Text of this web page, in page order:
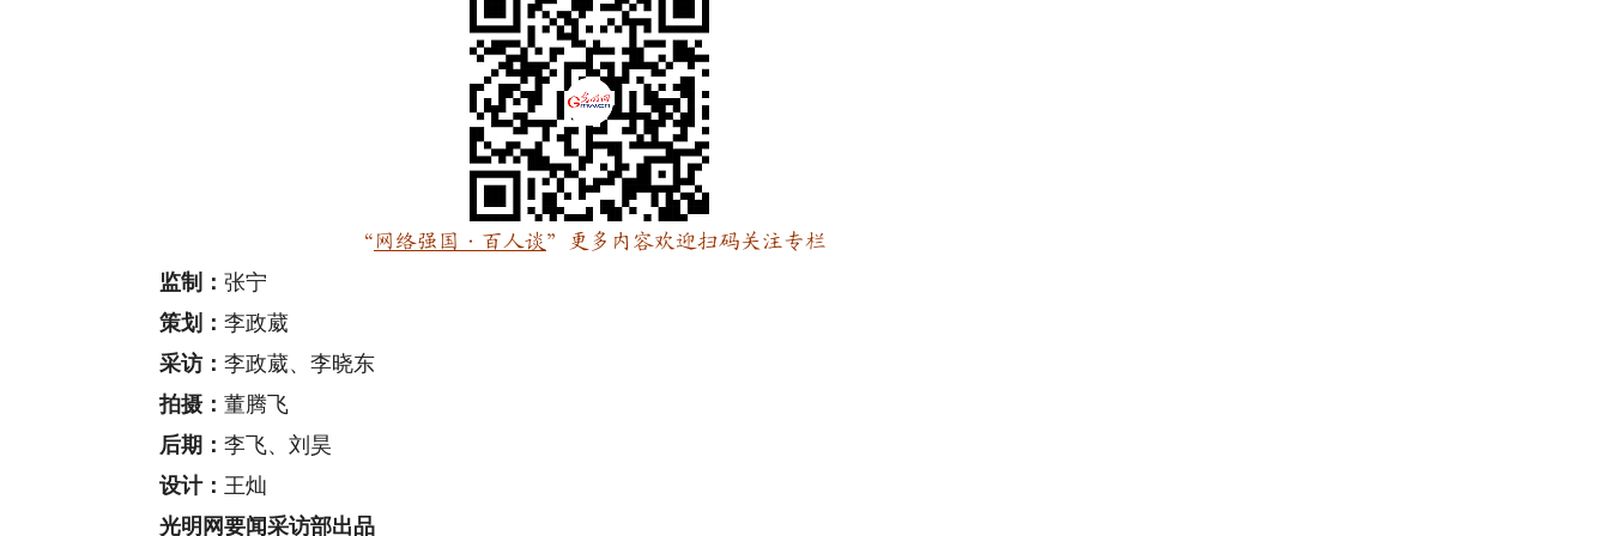
“网络强国·百人谈 ”更多内容欢迎扫码关注专栏
监制：张宁
策划：李政葳
采访：李政葳、李晓东
拍摄：董腾飞
后期：李飞、刘昊
设计：王灿
光明网要闻采访部出品